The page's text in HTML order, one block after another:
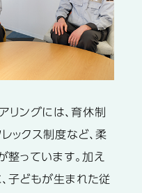
リングには、育休制
ックス制度など、柔
っています。加え
子どもが生まれた従